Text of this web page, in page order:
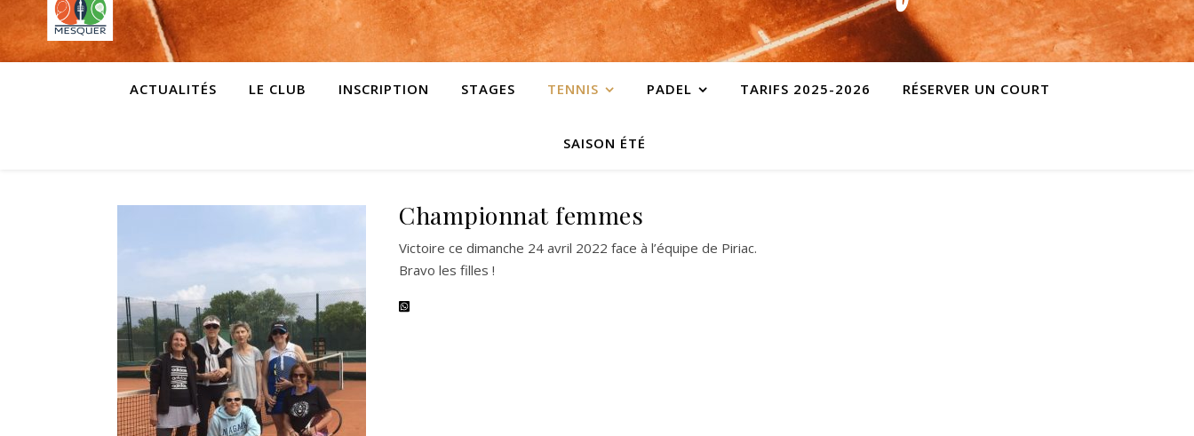
ACTUALITÉS LE CLUB INSCRIPTION STAGES TENNIS PADEL TARIFS 2025-2026 RÉSERVER UN COURT
SAISON ÉTÉ
Championnat femmes
Victoire ce dimanche 24 avril 2022 face à l’équipe de Piriac.
Bravo les filles !